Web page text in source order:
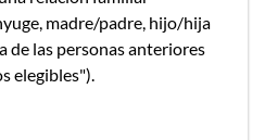
madre/padre, hijo/hija
de las personas anteriores
elegibles").